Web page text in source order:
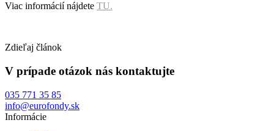
Viac informácií nájdete TU.
Zdieľaj článok
V prípade otázok nás kontaktujte
035 771 35 85
info@eurofondy.sk
Informácie